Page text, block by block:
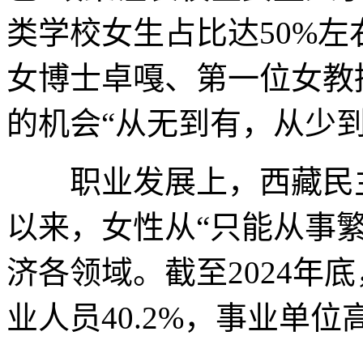
类学校女生占比达50%
女博士卓嘎、第一位女
的机会“从无到有，从少
职业发展上，西藏民
以来，女性从“只能从事
济各领域。截至2024年
业人员40.2%，事业单位